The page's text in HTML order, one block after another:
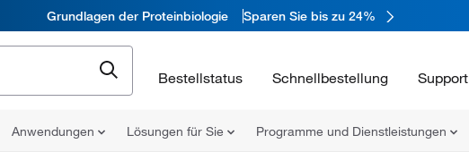
Grundlagen der Proteinbiologie Sparen Sie bis zu 24%
Bestellstatus Schnellbestellung Support
Anwendungen Lösungen für Sie Programme und Dienstleistungen